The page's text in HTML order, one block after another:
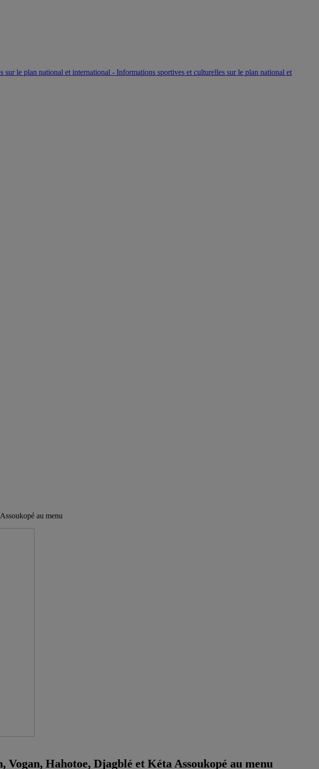
sur le plan national et international - Informations sportives et culturelles sur le plan national et
au menu
Hahotoe, Djagblé et Kéta Assoukopé au menu